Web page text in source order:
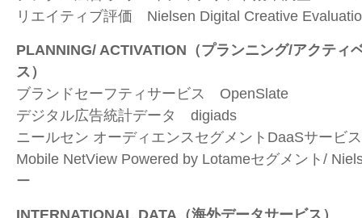
リエイティブ評価 Nielsen Digital Creative
PLANNING/ ACTIVATION （プランニング/アクティ
ス）
ブランドセーフティサービス OpenSlate
デジタル広告統計データ digiads
ニールセン オーディエンスセグメント DaaSサービ
Mobile NetView Powered by Lotameセグメント/
ー
INTERNATIONAL DATA （海外データサービス）